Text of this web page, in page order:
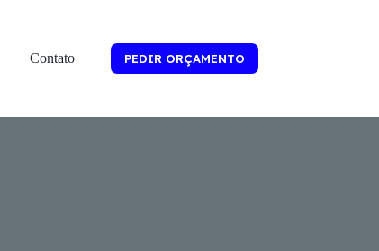
Contato PEDIR ORÇAMENTO